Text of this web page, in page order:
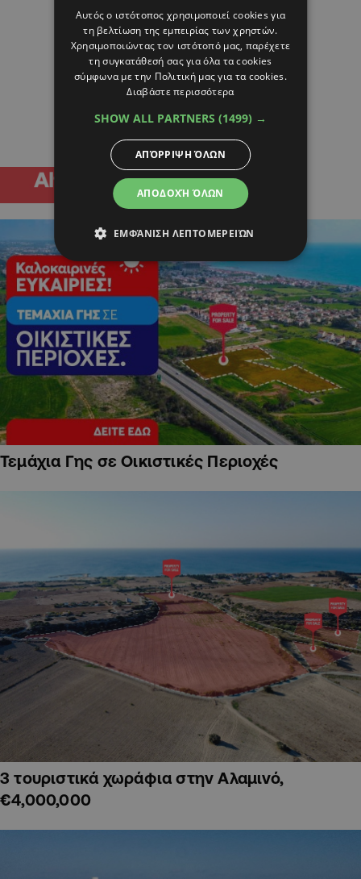
Τεμάχια Γης σε Οικιστικές Περιοχές
3 τουριστικά χωράφια στην Αλαμινό,
€4,000,000
Αυτός ο ιστότοπος χρησιμοποιεί cookies για
τη βελτίωση της εμπειρίας των χρηστών.
Χρησιμοποιώντας τον ιστότοπό μας, παρέχετε
τη συγκατάθεσή σας για όλα τα cookies
σύμφωνα με την Πολιτική μας για τα cookies.
Διαβάστε περισσότερα
SHOW ALL PARTNERS (1499) →
ΑΠΟΔΟΧΉ ΌΛΩΝ
ΑΠΌΡΡΙΨΗ ΌΛΩΝ
ΕΜΦΆΝΙΣΗ ΛΕΠΤΟΜΕΡΕΙΏΝ